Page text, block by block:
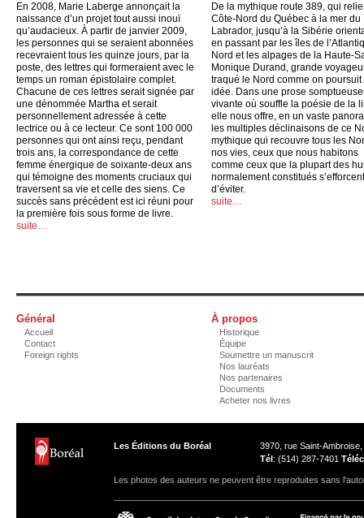
En 2008, Marie Laberge annonçait la
naissance d’un projet tout aussi inouï
qu’audacieux. À partir de janvier 2009,
les personnes qui se seraient abonnées
recevraient tous les quinze jours, par la
poste, des lettres qui formeraient avec le
temps un roman épistolaire complet.
Chacune de ces lettres serait signée par
une dénommée Martha et serait
personnellement adressée à cette
lectrice ou à ce lecteur. Ce sont 100 000
personnes qui ont ainsi reçu, pendant
trois ans, la correspondance de cette
femme énergique de soixante-deux ans
qui témoigne des moments cruciaux qui
traversent sa vie et celle des siens. Ce
succès sans précédent est ici réuni pour
la première fois sous forme de livre.
suite…
De la mythique route 389, qui
Côte-Nord du Québec à la mer du
Labrador, jusqu’à la Sibérie
en passant par les îles de
Nord et les alpages de la Haute-
Monique Durand, grande
traqué le Nord comme on poursuit
idée. Dans une prose
vivante où souffle la poésie de la
elle nous offre, en un vaste
les multiples déclinaisons de ce
mythique qui recouvre tous les
nos vies, ceux que nous habitons
comme ceux que la plupart des
normalement constitués s’efforcent
d’éviter.
suite…
Général
Accueil
Contact
Foreign rights
À propos
Historique
Équipe
Soumettre un manuscrit
Nos lauréats
Nos partenaires
Documents
Acheter nos livres
Les Éditions du Boréal
3970, rue Saint-
Tél: (514) 287-7401 Téléc
Les photos des auteurs ne peuvent être reproduites sans